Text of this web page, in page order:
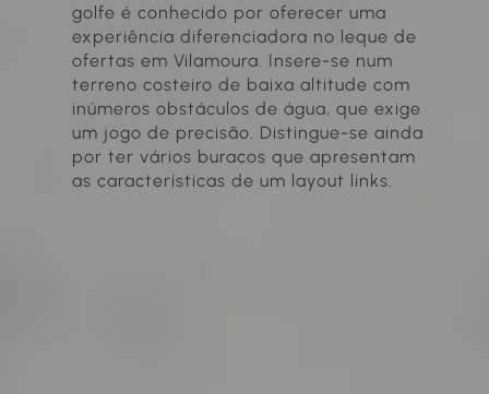
golfe é conhecido por oferecer uma
experiência diferenciadora no leque de
ofertas em Vilamoura. Insere-se num
terreno costeiro de baixa altitude com
inúmeros obstáculos de água, que exige
um jogo de precisão. Distingue-se ainda
por ter vários buracos que apresentam
as características de um layout links.